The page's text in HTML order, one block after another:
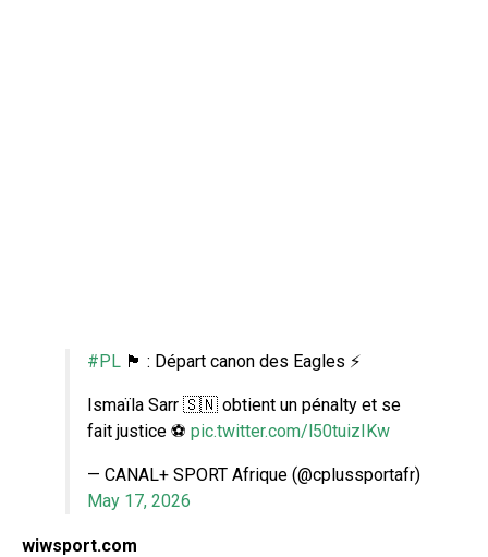
#PL 🏴󠁧󠁢󠁥󠁮󠁧󠁿 : Départ canon des Eagles ⚡
Ismaïla Sarr 🇸🇳 obtient un pénalty et se
fait justice ⚽ pic.twitter.com/l50tuizIKw
— CANAL+ SPORT Afrique (@cplussportafr)
May 17, 2026
wiwsport.com